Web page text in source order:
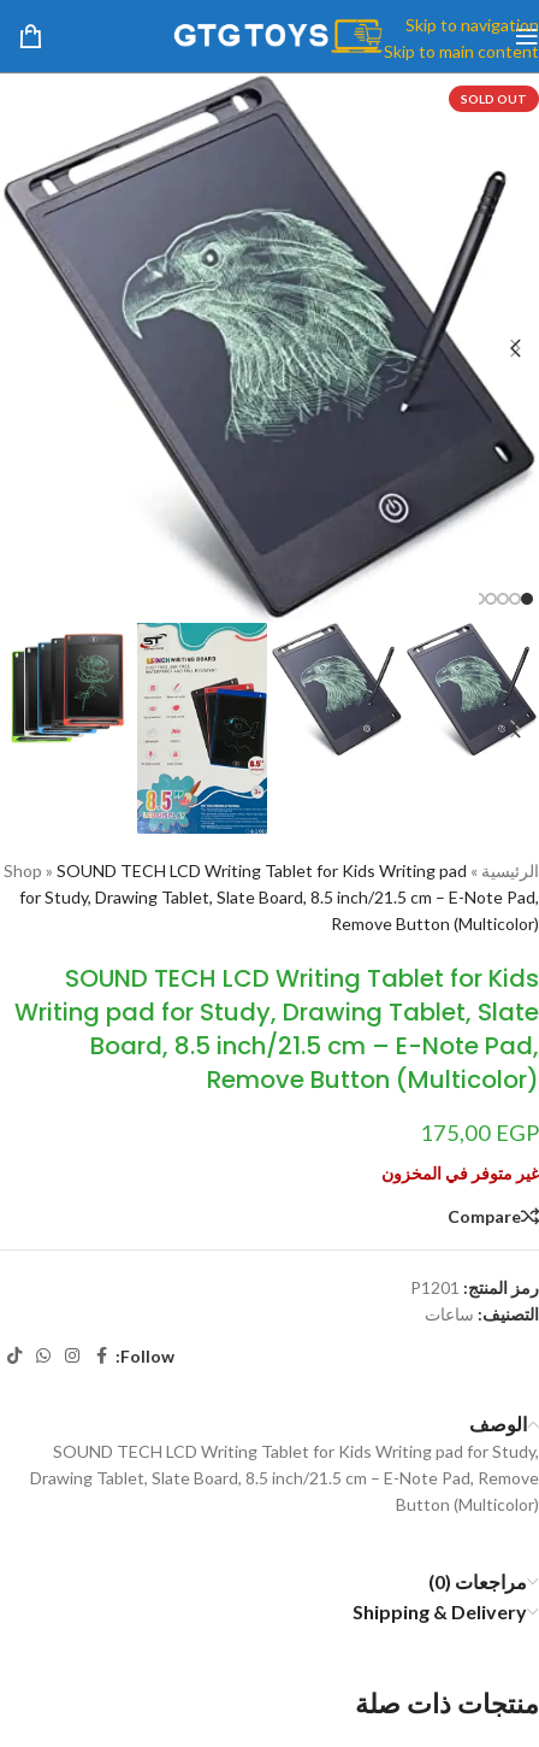
Skip to navigation
Skip to main content
SOLD OUT
الرئيسية »
Shop » SOUND TECH LCD Writing Tablet for Kids Writing pad
for Study, Drawing Tablet, Slate Board, 8.5 inch/21.5 cm – E-Note Pad,
Remove Button (Multicolor)
SOUND TECH LCD Writing Tablet for Kids
Writing pad for Study, Drawing Tablet, Slate
Board, 8.5 inch/21.5 cm – E-Note Pad,
Remove Button (Multicolor)
175,00 EGP
غير متوفر في المخزون
Compare
رمز المنتج: P1201
التصنيف: ساعات
Follow:
الوصف
SOUND TECH LCD Writing Tablet for Kids Writing pad for Study,
Drawing Tablet, Slate Board, 8.5 inch/21.5 cm – E-Note Pad, Remove
Button (Multicolor)
مراجعات (0)
Shipping & Delivery
منتجات ذات صلة